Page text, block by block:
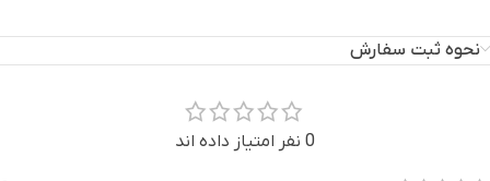
نحوه ثبت سفارش
0 نفر امتیاز داده اند